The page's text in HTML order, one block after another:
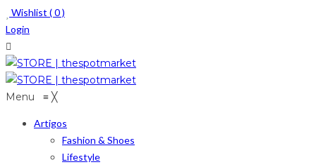
Wishlist (0)
Login
Menu ≡ ╳
Artigos
Fashion & Shoes
Lifestyle